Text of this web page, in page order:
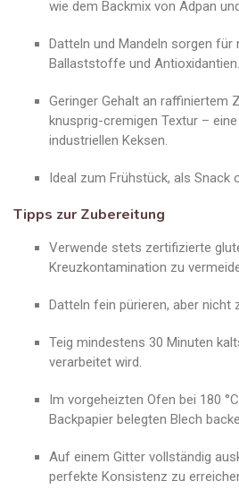
wie dem Backmix von Adpan
Datteln und Mandeln sorgen für
Ballaststoffe und Antioxidantien.
Geringer Gehalt an raffiniertem
knusprig-cremigen Textur –
industriellen Keksen.
Ideal zum Frühstück, als Snack
Tipps zur Zubereitung
Verwende stets zertifizierte
Kreuzkontamination zu
Datteln fein pürieren, aber nicht
Teig mindestens 30 Minuten
verarbeitet wird.
Im vorgeheizten Ofen bei 180
Backpapier belegten Blech
Auf einem Gitter vollständig
perfekte Konsistenz zu